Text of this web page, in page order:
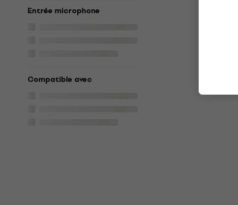
Entrée microphone
Compatible avec